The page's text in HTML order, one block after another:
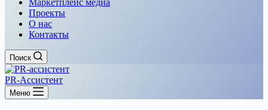
Маркетплейс медиа
Проекты
О нас
Контакты
Поиск
PR-Ассистент
Меню